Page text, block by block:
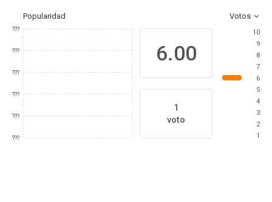
Popularidad Votos
???
???
???
???
???
???
6.00
1
voto
10
9
8
7
6
5
4
3
2
1